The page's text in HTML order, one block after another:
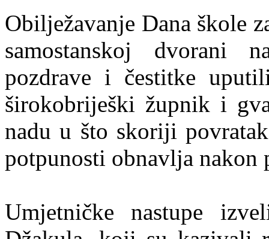
Obilježavanje Dana škole
samostanskoj dvorani
pozdrave i čestitke
širokobriješki župnik i
nadu u što skoriji
potpunosti obnavlja nakon
Umjetničke nastupe